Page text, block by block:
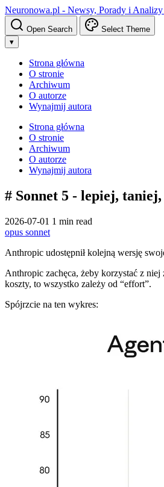
Neuronowa.pl - Newsy, Porady i
Open Search
Select Theme
▾
Strona główna
O stronie
Archiwum
O autorze
Wynajmij autora
Strona główna
O stronie
Archiwum
O autorze
Wynajmij autora
# Sonnet 5 - lepiej,
2026-07-01 1 min read
opus sonnet
Anthropic udostępnił kolejną wersję
Anthropic zachęca, żeby korzystać z
koszty, to wszystko zależy od “effort”.
Spójrzcie na ten wykres: